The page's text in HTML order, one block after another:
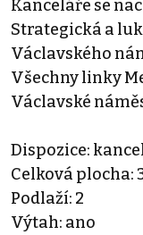
Kanceláře se
Strategická a
Václavského
Všechny linky
Václavské
Dispozice:
Celková plocha:
Podlaží: 2
Výtah: ano